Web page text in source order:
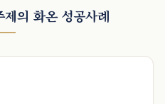
제의 화온 성공사례